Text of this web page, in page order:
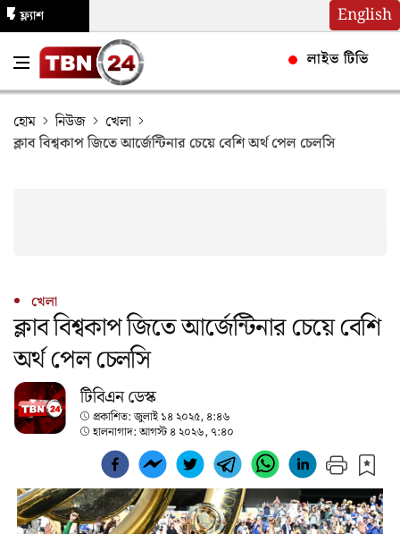
English
ফ্ল্যাশ
লাইভ টিভি
হোম নিউজ
খেলা
ক্লাব বিশ্বকাপ জিতে আর্জেন্টিনার চেয়ে বেশি অর্থ পেল চেলসি
খেলা
ক্লাব বিশ্বকাপ জিতে আর্জেন্টিনার চেয়ে বেশি
অর্থ পেল চেলসি
টিবিএন ডেস্ক
প্রকাশিত:জুলাই ১৪ ২০২৫, ৪:৪৬
হালনাগাদ:আগস্ট ৪ ২০২৬, ৭:৪০